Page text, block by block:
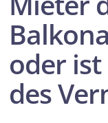
oder
des